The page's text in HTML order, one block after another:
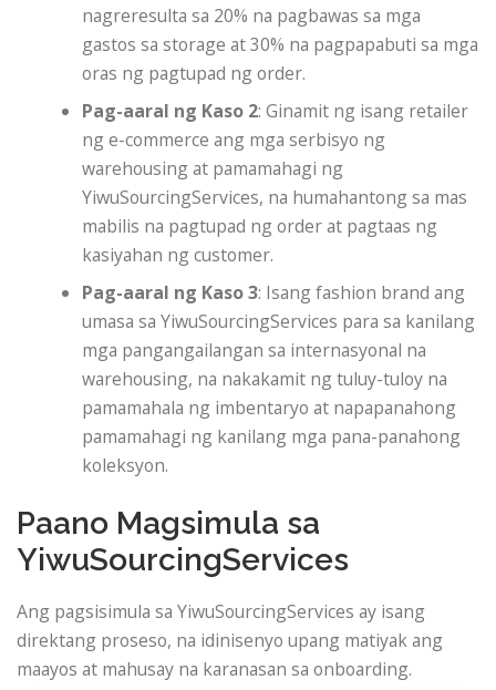
nagreresulta sa 20% na pagbawas sa mga
gastos sa storage at 30% na pagpapabuti sa mga
oras ng pagtupad ng order.
Pag-aaral ng Kaso 2: Ginamit ng isang retailer
ng e-commerce ang mga serbisyo ng
warehousing at pamamahagi ng
YiwuSourcingServices, na humahantong sa mas
mabilis na pagtupad ng order at pagtaas ng
kasiyahan ng customer.
Pag-aaral ng Kaso 3: Isang fashion brand ang
umasa sa YiwuSourcingServices para sa kanilang
mga pangangailangan sa internasyonal na
warehousing, na nakakamit ng tuluy-tuloy na
pamamahala ng imbentaryo at napapanahong
pamamahagi ng kanilang mga pana-panahong
koleksyon.
Paano Magsimula sa
YiwuSourcingServices
Ang pagsisimula sa YiwuSourcingServices ay isang
direktang proseso, na idinisenyo upang matiyak ang
maayos at mahusay na karanasan sa onboarding.